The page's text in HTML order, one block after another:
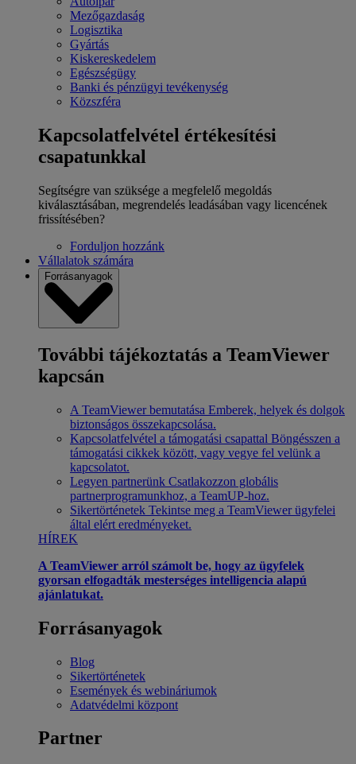
Mezőgazdaság
Logisztika
Gyártás
Kiskereskedelem
Egészségügy
Banki és pénzügyi tevékenység
Közszféra
Kapcsolatfelvétel értékesítési
csapatunkkal
Segítségre van szüksége a megfelelő megoldás
kiválasztásában, megrendelés leadásában vagy licencének
frissítésében?
Forduljon hozzánk
Vállalatok számára
Forrásanyagok
További tájékoztatás a TeamViewer
kapcsán
A TeamViewer bemutatása Emberek, helyek és dolgok
biztonságos összekapcsolása.
Kapcsolatfelvétel a támogatási csapattal Böngésszen a
támogatási cikkek között, vagy vegye fel velünk a
kapcsolatot.
Legyen partnerünk Csatlakozzon globális
partnerprogramunkhoz, a TeamUP-hoz.
Sikertörténetek Tekintse meg a TeamViewer ügyfelei
által elért eredményeket.
HÍREK
A TeamViewer arról számolt be, hogy az ügyfelek
gyorsan elfogadták mesterséges intelligencia alapú
ajánlatukat.
Forrásanyagok
Blog
Sikertörténetek
Események és webináriumok
Adatvédelmi központ
Partner